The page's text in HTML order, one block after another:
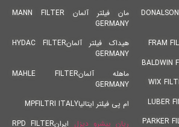
دونالدسون آمریکا DONALSON
مان فیلتر آلمان MANN FILTER
GERMANY
هیداک فیلتر آلمانHYDAC FILTER
GERMANY
ماهله آلمانMAHLE FILTER
GERMANY
ام پی فیلتر ایتالیاMPFILTRI ITALY
ریان پیشرو دیزل
ایرانRPD FILTER